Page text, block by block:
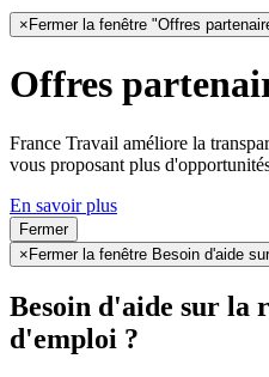
×Fermer la fenêtre "Offres
Offres
France Travail améliore la
vous proposant plus
En savoir plus
Fermer
×Fermer la fenêtre Besoin d'aide
Besoin d'aide sur la
d'emploi ?